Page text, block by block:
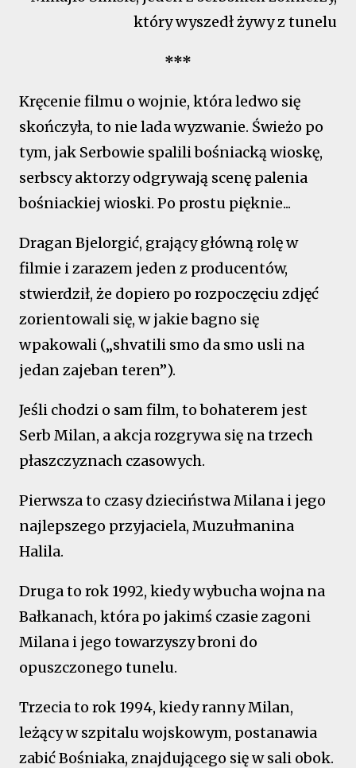
który wyszedł żywy z tunelu
***
Kręcenie filmu o wojnie, która ledwo się
skończyła, to nie lada wyzwanie. Świeżo po
tym, jak Serbowie spalili bośniacką wioskę,
serbscy aktorzy odgrywają scenę palenia
bośniackiej wioski. Po prostu pięknie...
Dragan Bjelorgić, grający główną rolę w
filmie i zarazem jeden z producentów,
stwierdził, że dopiero po rozpoczęciu zdjęć
zorientowali się, w jakie bagno się
wpakowali („shvatili smo da smo usli na
jedan zajeban teren”).
Jeśli chodzi o sam film, to bohaterem jest
Serb Milan, a akcja rozgrywa się na trzech
płaszczyznach czasowych.
Pierwsza to czasy dzieciństwa Milana i jego
najlepszego przyjaciela, Muzułmanina
Halila.
Druga to rok 1992, kiedy wybucha wojna na
Bałkanach, która po jakimś czasie zagoni
Milana i jego towarzyszy broni do
opuszczonego tunelu.
Trzecia to rok 1994, kiedy ranny Milan,
leżący w szpitalu wojskowym, postanawia
zabić Bośniaka, znajdującego się w sali obok.